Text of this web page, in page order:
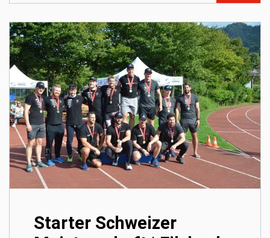
Starter Schweizer